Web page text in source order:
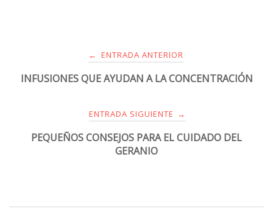
← ENTRADA ANTERIOR
INFUSIONES QUE AYUDAN A LA CONCENTRACIÓN
ENTRADA SIGUIENTE →
PEQUEÑOS CONSEJOS PARA EL CUIDADO DEL
GERANIO